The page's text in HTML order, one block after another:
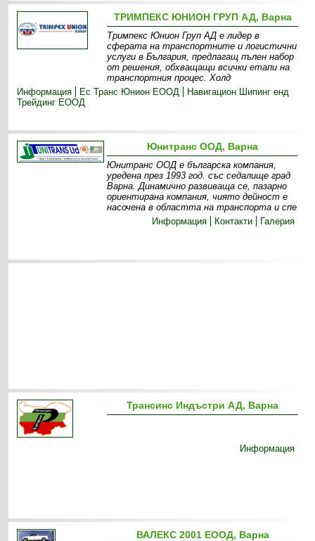
ТРИМПЕКС ЮНИОН ГРУП АД, Варна
Тримпекс Юнион Груп АД е лидер в
сферата на транспортните и логистични
услуги в България, предлагащ пълен набор
от решения, обхващащи всички етапи на
транспортния процес. Холд
Информация
Ес Транс Юнион ЕООД
Навигацион Шипинг енд
Трейдинг ЕООД
Юнитранс ООД, Варна
Юнитранс ООД е българска компания,
уредена през 1993 год. със седалище град
Варна. Динамично развиваща се, пазарно
ориентирана компания, чиято дейност е
насочена в областта на транспорта и спе
Информация
Контакти Галерия
Трансинс Индъстри АД, Варна
Информация
ВАЛЕКС 2001 ЕООД, Варна